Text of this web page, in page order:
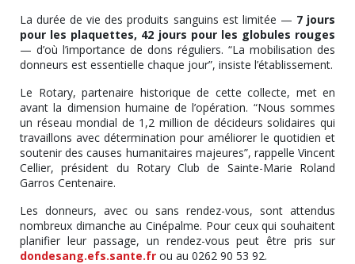
La durée de vie des produits sanguins est limitée — 7 jours
pour les plaquettes, 42 jours pour les globules rouges
— d’où l’importance de dons réguliers. “La mobilisation des
donneurs est essentielle chaque jour”, insiste l’établissement.
Le Rotary, partenaire historique de cette collecte, met en
avant la dimension humaine de l’opération. “Nous sommes
un réseau mondial de 1,2 million de décideurs solidaires qui
travaillons avec détermination pour améliorer le quotidien et
soutenir des causes humanitaires majeures”, rappelle Vincent
Cellier, président du Rotary Club de Sainte-Marie Roland
Garros Centenaire.
Les donneurs, avec ou sans rendez-vous, sont attendus
nombreux dimanche au Cinépalme. Pour ceux qui souhaitent
planifier leur passage, un rendez-vous peut être pris sur
dondesang.efs.sante.fr ou au 0262 90 53 92.